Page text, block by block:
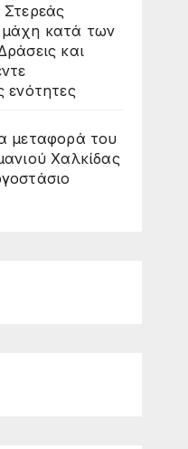
Στερεάς
κατά των
και
ενότητες
μεταφορά του
Χαλκίδας